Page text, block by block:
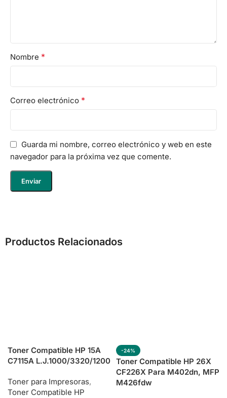
Nombre *
Correo electrónico *
Guarda mi nombre, correo electrónico y web en este
navegador para la próxima vez que comente.
Productos Relacionados
Toner Compatible HP 15A
C7115A L.J.1000/3320/1200
Toner para Impresoras,
Toner Compatible HP
-24%
Toner Compatible HP 26X
CF226X Para M402dn, MFP
M426fdw